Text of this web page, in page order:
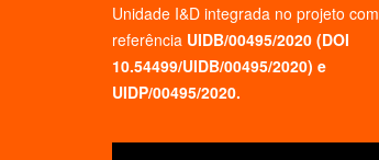
Unidade I&D integrada no projeto com
referência UIDB/00495/2020 (DOI
10.54499/UIDB/00495/2020) e
UIDP/00495/2020.